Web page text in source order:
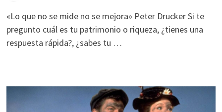
«Lo que no se mide no se mejora» Peter Drucker Si te
pregunto cuál es tu patrimonio o riqueza, ¿tienes una
respuesta rápida?, ¿sabes tu …